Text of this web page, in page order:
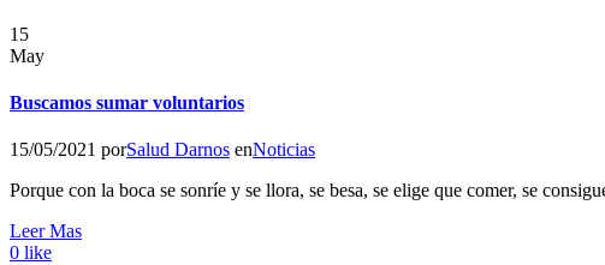
15
May
Buscamos sumar voluntarios
15/05/2021 porSalud Darnos enNoticias
Porque con la boca se sonríe y se llora, se besa, se elige que comer, se
Leer Mas
0 like